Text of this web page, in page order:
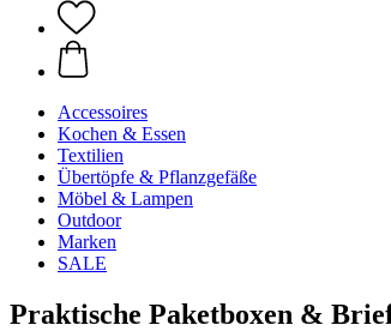
Accessoires
Kochen & Essen
Textilien
Übertöpfe & Pflanzgefäße
Möbel & Lampen
Outdoor
Marken
SALE
Praktische Paketboxen &